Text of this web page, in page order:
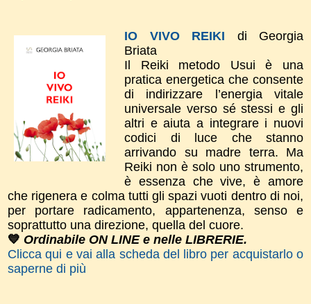
IO VIVO REIKI di Georgia
Briata
Il Reiki metodo Usui è una
pratica energetica che consente
di indirizzare l’energia vitale
universale verso sé stessi e gli
altri e aiuta a integrare i nuovi
codici di luce che stanno
arrivando su madre terra. Ma
Reiki non è solo uno strumento,
è essenza che vive, è amore
che rigenera e colma tutti gli spazi vuoti dentro di noi,
per portare radicamento, appartenenza, senso e
soprattutto una direzione, quella del cuore.
💙 Ordinabile ON LINE e nelle LIBRERIE.
Clicca qui e vai alla scheda del libro per acquistarlo o
saperne di più